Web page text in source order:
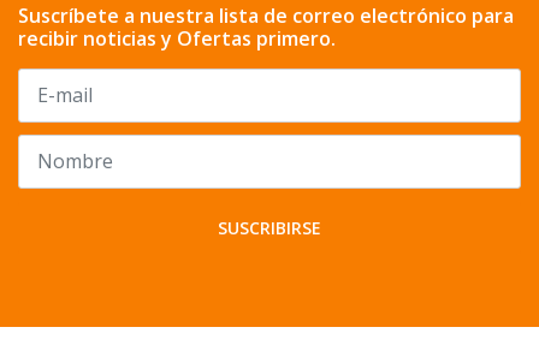
Suscríbete a nuestra lista de correo electrónico para
recibir noticias y Ofertas primero.
SUSCRIBIRSE